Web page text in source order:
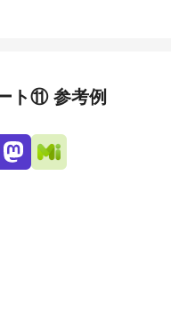
ト⑪ 参考例